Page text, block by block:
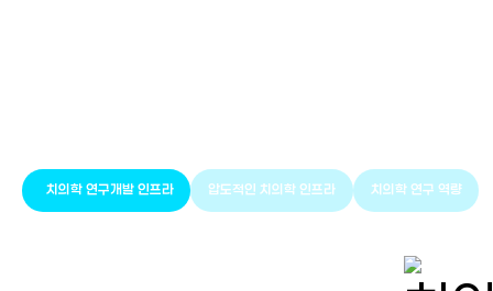
치의학 연구개발 인프라 압도적인 치의학 인프라 치의학 연구 역량